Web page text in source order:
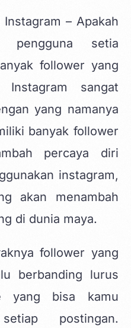
– Apakah
setia
follower yang
sangat
yang namanya
banyak follower
percaya diri
instagram,
akan menambah
di dunia maya.
follower yang
berbanding lurus
yang bisa kamu
postingan.